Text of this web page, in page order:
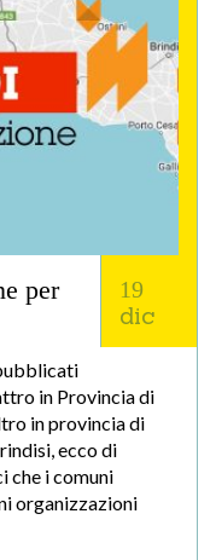
19
dic
per
in Provincia di
in provincia di
ecco di
che i comuni
organizzazioni